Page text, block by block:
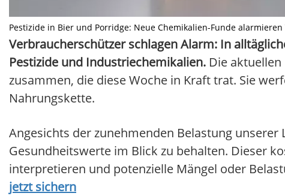
Pestizide in Bier und Porridge: Neue Chemikalien-Funde
Verbraucherschützer schlagen Alarm: In
Pestizide und Industriechemikalien. Die
zusammen, die diese Woche in Kraft trat. Sie
Nahrungskette.
Angesichts der zunehmenden Belastung
Gesundheitswerte im Blick zu behalten. Dieser
interpretieren und potenzielle Mängel oder
jetzt sichern